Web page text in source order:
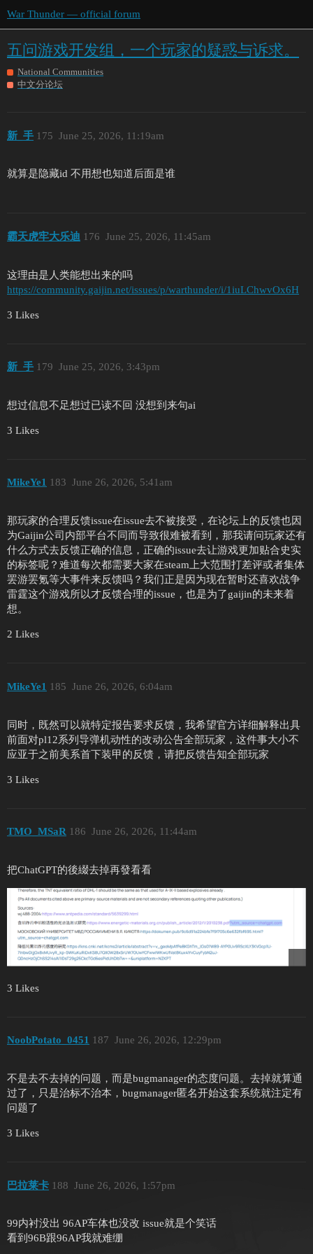
War Thunder — official forum
五问游戏开发组，一个玩家的疑惑与诉求。
National Communities
中文分论坛
新_手 June 25, 2026, 11:19am
175
就算是隐藏id 不用想也知道后面是谁
霸天虎牢大乐迪 June 25, 2026, 11:45am
176
这理由是人类能想出来的吗
https://community.gaijin.net/issues/p/warthunder/i/1iuLChwvOx6H
3 Likes
新_手 June 25, 2026, 3:43pm
179
想过信息不足想过已读不回 没想到来句ai
3 Likes
MikeYe1 June 26, 2026, 5:41am
183
那玩家的合理反馈issue在issue去不被接受，在论坛上的反馈也因
为Gaijin公司内部平台不同而导致很难被看到，那我请问玩家还有
什么方式去反馈正确的信息，正确的issue去让游戏更加贴合史实
的标签呢？难道每次都需要大家在steam上大范围打差评或者集体
罢游罢氪等大事件来反馈吗？我们正是因为现在暂时还喜欢战争
雷霆这个游戏所以才反馈合理的issue，也是为了gaijin的未来着
想。
2 Likes
MikeYe1 June 26, 2026, 6:04am
185
同时，既然可以就特定报告要求反馈，我希望官方详细解释出具
前面对pl12系列导弹机动性的改动公告全部玩家，这件事大小不
应亚于之前美系首下装甲的反馈，请把反馈告知全部玩家
3 Likes
TMO_MSaR June 26, 2026, 11:44am
186
把ChatGPT的後綴去掉再發看看
3 Likes
NoobPotato_0451 June 26, 2026, 12:29pm
187
不是去不去掉的问题，而是bugmanager的态度问题。去掉就算通
过了，只是治标不治本，bugmanager匿名开始这套系统就注定有
问题了
3 Likes
巴拉莱卡 June 26, 2026, 1:57pm
188
99内衬没出 96AP车体也没改 issue就是个笑话
看到96B跟96AP我就难绷